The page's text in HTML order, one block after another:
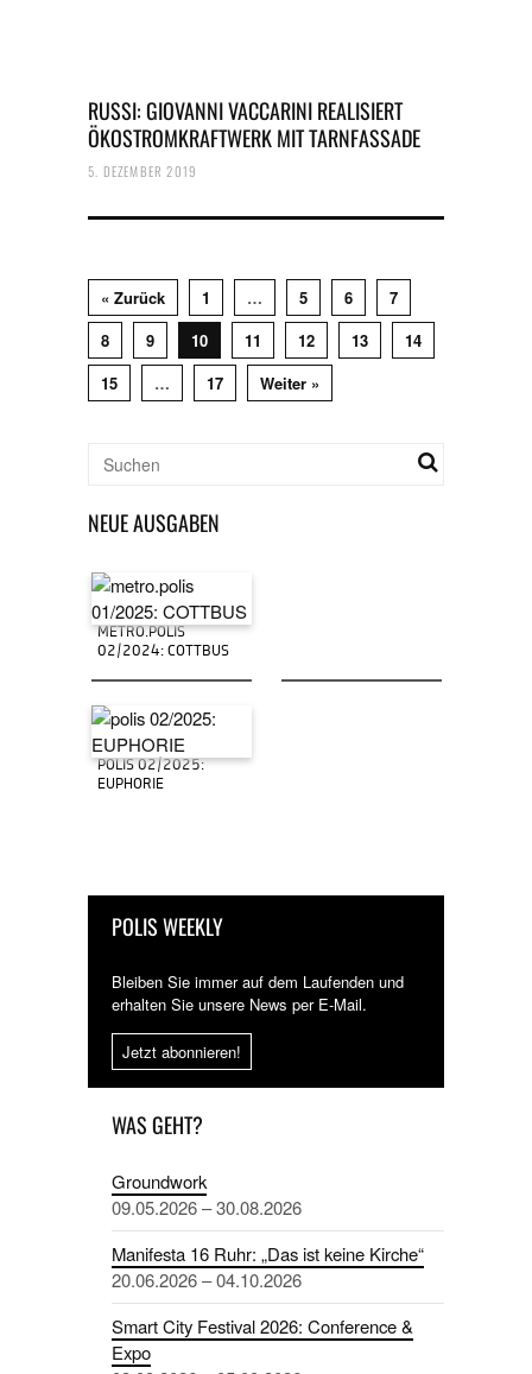
RUSSI: GIOVANNI VACCARINI REALISIERT
ÖKOSTROMKRAFTWERK MIT TARNFASSADE
5. DEZEMBER 2019
« Zurück 1 … 5 6
7
8
9 10 11 12 13
14
15
… 17 Weiter »
NEUE AUSGABEN
METRO.POLIS
02/2024: COTTBUS
POLIS 02/2025:
EUPHORIE
POLIS WEEKLY
Bleiben Sie immer auf dem Laufenden und
erhalten Sie unsere News per E-Mail.
Jetzt abonnieren!
WAS GEHT?
Groundwork
09.05.2026 – 30.08.2026
Manifesta 16 Ruhr: „Das ist keine Kirche“
20.06.2026 – 04.10.2026
Smart City Festival 2026: Conference &
Expo